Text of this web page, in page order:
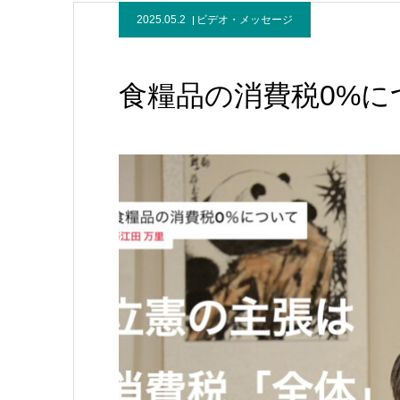
2025.05.2 ビデオ・メッセージ
食糧品の消費税0%に